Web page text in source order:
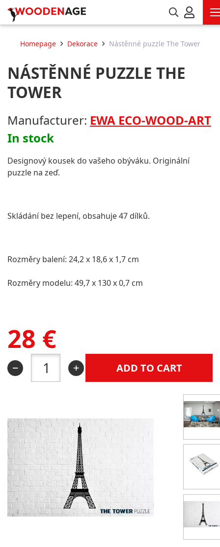
Homepage Dekorace Nástěnné puzzle The Tower
NÁSTĚNNÉ PUZZLE THE
TOWER
Manufacturer: EWA ECO-WOOD-ART
In stock
Designový kousek do vašeho obýváku. Originální
puzzle na zeď.
Skládání bez lepení, obsahuje 47 dílků.
Rozměry balení: 24,2 x 18,6 x 1,7 cm
Rozměry modelu: 49,7 x 130 x 0,7 cm
28 €
ADD TO CART